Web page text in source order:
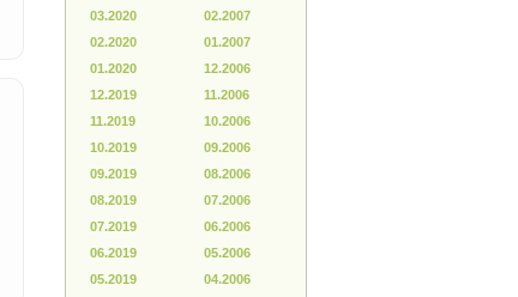
03.2020
02.2020
01.2020
12.2019
11.2019
10.2019
09.2019
08.2019
07.2019
06.2019
05.2019
02.2007
01.2007
12.2006
11.2006
10.2006
09.2006
08.2006
07.2006
06.2006
05.2006
04.2006